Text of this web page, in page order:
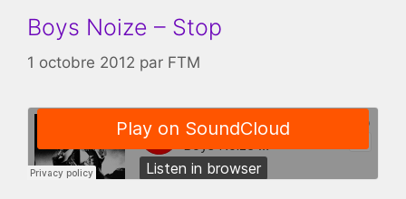
Boys Noize – Stop
1 octobre 2012 par FTM